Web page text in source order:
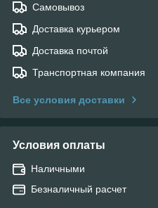
Самовывоз
Доставка курьером
Доставка почтой
Транспортная компания
Все условия доставки
Условия оплаты
Наличными
Безналичный расчет